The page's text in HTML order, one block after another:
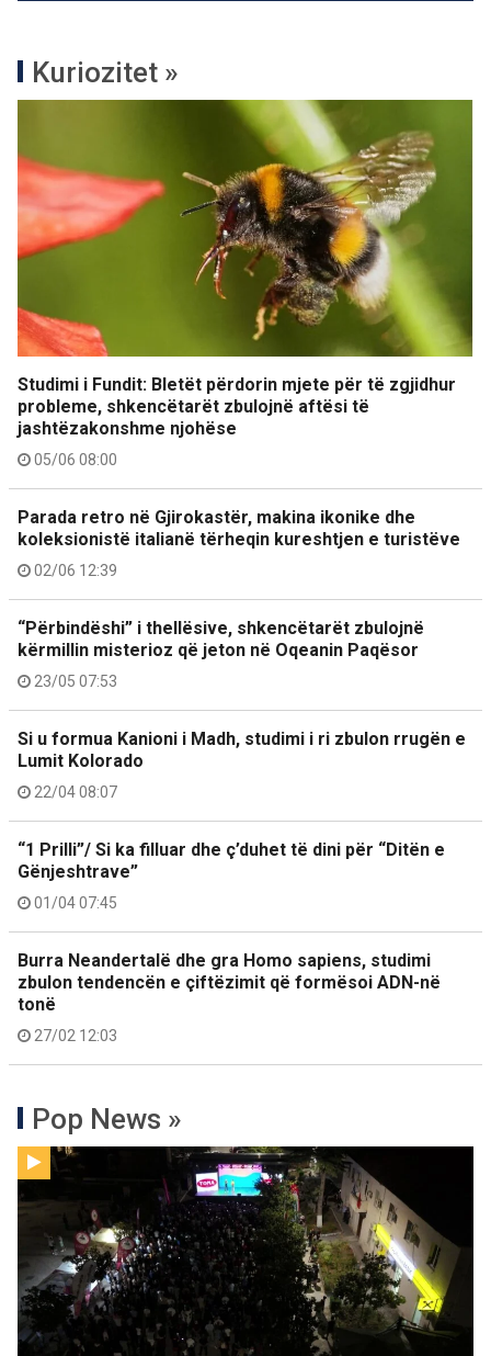
Kuriozitet »
Studimi i Fundit: Bletët përdorin mjete për të zgjidhur
probleme, shkencëtarët zbulojnë aftësi të
jashtëzakonshme njohëse
05/06 08:00
Parada retro në Gjirokastër, makina ikonike dhe
koleksionistë italianë tërheqin kureshtjen e turistëve
02/06 12:39
“Përbindëshi” i thellësive, shkencëtarët zbulojnë
kërmillin misterioz që jeton në Oqeanin Paqësor
23/05 07:53
Si u formua Kanioni i Madh, studimi i ri zbulon rrugën e
Lumit Kolorado
22/04 08:07
“1 Prilli”/ Si ka filluar dhe ç’duhet të dini për “Ditën e
Gënjeshtrave”
01/04 07:45
Burra Neandertalë dhe gra Homo sapiens, studimi
zbulon tendencën e çiftëzimit që formësoi ADN-në
tonë
27/02 12:03
Pop News »